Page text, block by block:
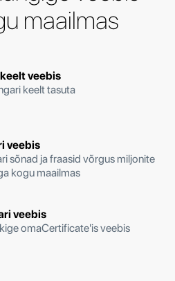
maailmas
veebis
keelt tasuta
veebis
sõnad ja fraasid võrgus miljonite
kogu maailmas
veebis
omaCertificate'is veebis